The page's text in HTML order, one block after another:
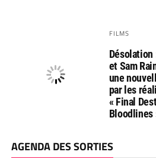
FILMS
Désolation
et Sam
une
par les
« Final
Bloodlines
AGENDA DES SORTIES